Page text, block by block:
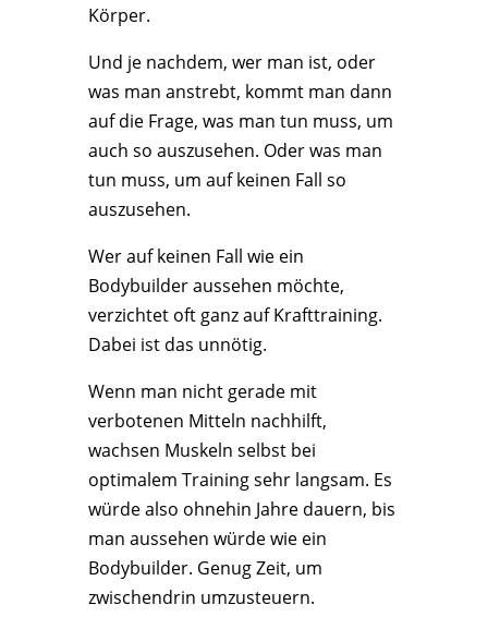
Körper.
Und je nachdem, wer man ist, oder
was man anstrebt, kommt man dann
auf die Frage, was man tun muss, um
auch so auszusehen. Oder was man
tun muss, um auf keinen Fall so
auszusehen.
Wer auf keinen Fall wie ein
Bodybuilder aussehen möchte,
verzichtet oft ganz auf Krafttraining.
Dabei ist das unnötig.
Wenn man nicht gerade mit
verbotenen Mitteln nachhilft,
wachsen Muskeln selbst bei
optimalem Training sehr langsam. Es
würde also ohnehin Jahre dauern, bis
man aussehen würde wie ein
Bodybuilder. Genug Zeit, um
zwischendrin umzusteuern.